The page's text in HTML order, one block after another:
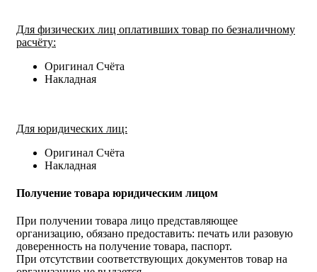
Для физических лиц оплативших товар по безналичному
расчёту:
Оригинал Счёта
Накладная
Для юридических лиц:
Оригинал Счёта
Накладная
Получение товара юридическим лицом
При получении товара лицо представляющее
организацию, обязано предоставить: печать или разовую
доверенность на получение товара, паспорт.
При отсутствии соответствующих документов товар на